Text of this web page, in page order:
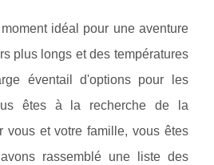
idéal pour une aventure
plus longs et des températures
éventail d'options pour les
êtes à la recherche de la
vous et votre famille, vous êtes
rassemblé une liste des